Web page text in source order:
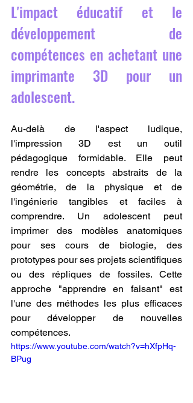
L'impact éducatif et le
développement de
compétences en achetant une
imprimante 3D pour un
adolescent.
Au-delà de l'aspect ludique,
l'impression 3D est un outil
pédagogique formidable. Elle peut
rendre les concepts abstraits de la
géométrie, de la physique et de
l'ingénierie tangibles et faciles à
comprendre. Un adolescent peut
imprimer des modèles anatomiques
pour ses cours de biologie, des
prototypes pour ses projets scientifiques
ou des répliques de fossiles. Cette
approche "apprendre en faisant" est
l'une des méthodes les plus efficaces
pour développer de nouvelles
compétences.
https://www.youtube.com/watch?v=hXfpHq-
BPug